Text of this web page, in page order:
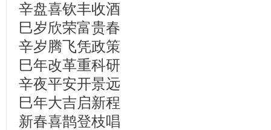
辛盘喜钦丰收酒
巳岁欣荣富贵春
辛岁腾飞凭政策
巳年改革重科研
辛夜平安开景远
巳年大吉启新程
新春喜鹊登枝唱